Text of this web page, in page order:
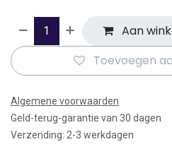
Aan
Toevoegen
Algemene voorwaarden
Geld-terug-garantie van 30 dagen
Verzending: 2-3 werkdagen